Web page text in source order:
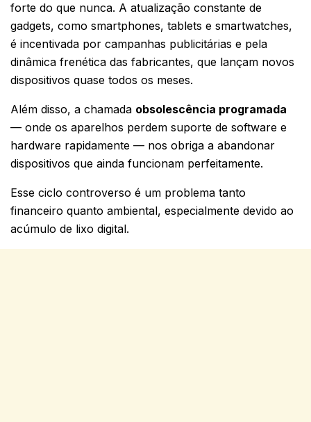
forte do que nunca. A atualização constante de
gadgets, como smartphones, tablets e smartwatches,
é incentivada por campanhas publicitárias e pela
dinâmica frenética das fabricantes, que lançam novos
dispositivos quase todos os meses.
Além disso, a chamada obsolescência programada
— onde os aparelhos perdem suporte de software e
hardware rapidamente — nos obriga a abandonar
dispositivos que ainda funcionam perfeitamente.
Esse ciclo controverso é um problema tanto
financeiro quanto ambiental, especialmente devido ao
acúmulo de lixo digital.